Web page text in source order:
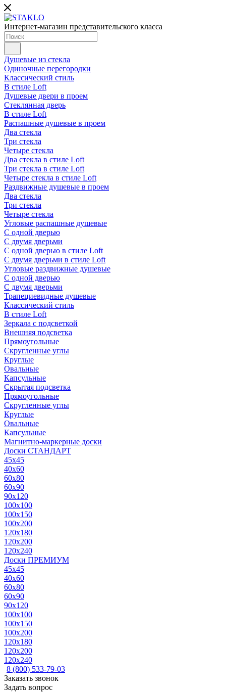
Интернет-магазин представительского класса
Душевые из стекла
Одиночные перегородки
Классический стиль
В стиле Loft
Душевые двери в проем
Стеклянная дверь
В стиле Loft
Распашные душевые в проем
Два стекла
Три стекла
Четыре стекла
Два стекла в стиле Loft
Три стекла в стиле Loft
Четыре стекла в стиле Loft
Раздвижные душевые в проем
Два стекла
Три стекла
Четыре стекла
Угловые распашные душевые
С одной дверью
С двумя дверьми
С одной дверью в стиле Loft
С двумя дверьми в стиле Loft
Угловые раздвижные душевые
С одной дверью
С двумя дверьми
Трапециевидные душевые
Классический стиль
В стиле Loft
Зеркала с подсветкой
Внешняя подсветка
Прямоугольные
Скругленные углы
Круглые
Овальные
Капсульные
Скрытая подсветка
Прямоугольные
Скругленные углы
Круглые
Овальные
Капсульные
Магнитно-маркерные доски
Доски СТАНДАРТ
45x45
40x60
60x80
60x90
90x120
100x100
100x150
100x200
120x180
120x200
120x240
Доски ПРЕМИУМ
45x45
40x60
60x80
60x90
90x120
100x100
100x150
100x200
120x180
120x200
120x240
8 (800) 533-79-03
Заказать звонок
Задать вопрос